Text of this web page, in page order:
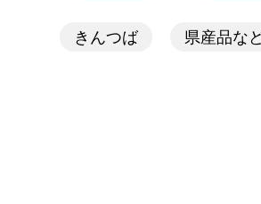
きんつば 県産品な